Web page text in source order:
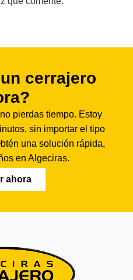
cerrajero
pierdas tiempo. Estoy
sin importar el tipo
una solución rápida,
en Algeciras.
ahora